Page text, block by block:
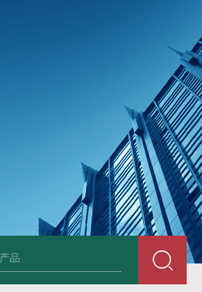
P2-O3 变送器GPA-A2-F1-P2-O3 变送器